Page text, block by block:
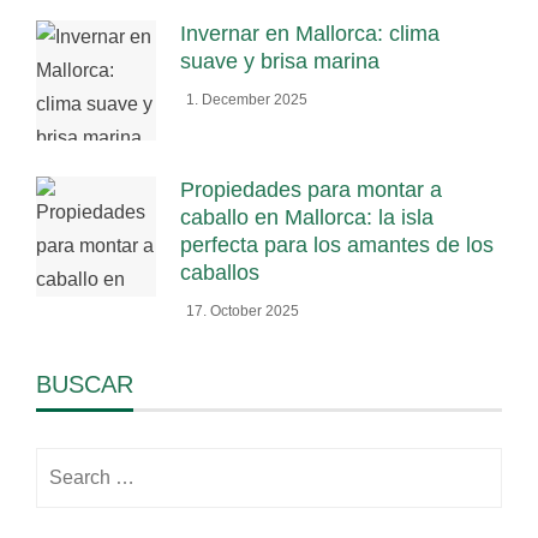
Invernar en Mallorca: clima
suave y brisa marina
1. December 2025
Propiedades para montar a
caballo en Mallorca: la isla
perfecta para los amantes de los
caballos
17. October 2025
BUSCAR